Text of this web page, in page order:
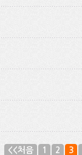
<<처음 1 2 3